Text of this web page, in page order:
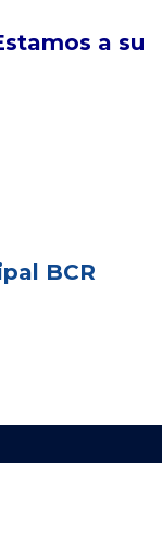
a su
BCR